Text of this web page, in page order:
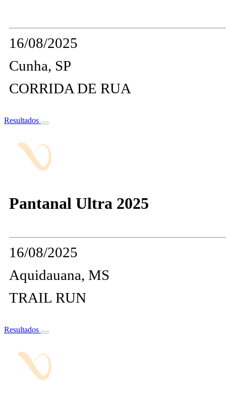
16/08/2025
Cunha, SP
CORRIDA DE RUA
Resultados
Pantanal Ultra 2025
16/08/2025
Aquidauana, MS
TRAIL RUN
Resultados